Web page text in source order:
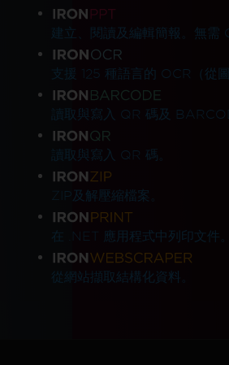
建立、閱讀及編輯簡報。無需
支援 125 種語言的 OCR（從
讀取與寫入 QR 碼及
讀取與寫入 QR 碼。
ZIP及解壓縮檔案。
在 .NET 應用程式中列印文件。
從網站擷取結構化資料。